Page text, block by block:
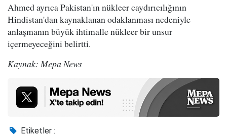
Ahmed ayrıca Pakistan'ın nükleer caydırıcılığının
Hindistan'dan kaynaklanan odaklanması nedeniyle
anlaşmanın büyük ihtimalle nükleer bir unsur
içermeyeceğini belirtti.
Kaynak: Mepa News
Etiketler :